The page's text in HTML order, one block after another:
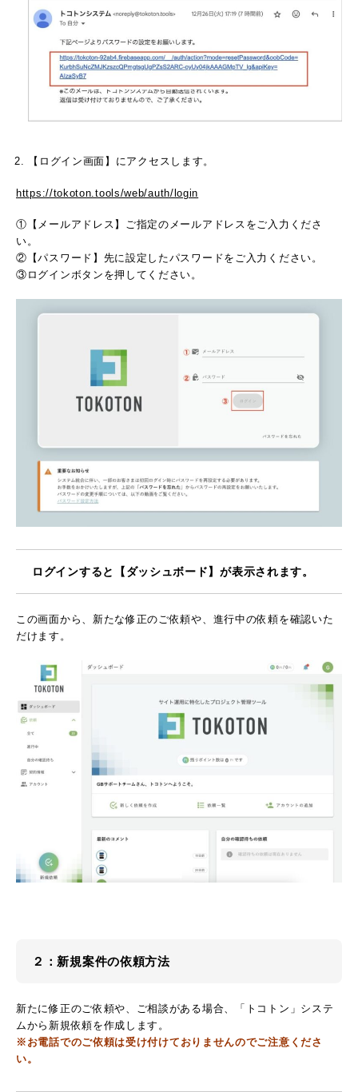
【ログイン画面】にアクセスします。
https://tokoton.tools/web/auth/login
①【メールアドレス】ご指定のメールアドレスをご入力くださ
い。
②【パスワード】先に設定したパスワードをご入力ください。
③ログインボタンを押してください。
ログインすると【ダッシュボード】が表示されます。
この画面から、新たな修正のご依頼や、進行中の依頼を確認いた
だけます。
２：新規案件の依頼方法
新たに修正のご依頼や、ご相談がある場合、「トコトン」システ
ムから新規依頼を作成します。
※ お電話でのご依頼は受け付けておりませんのでご注意くださ
い。